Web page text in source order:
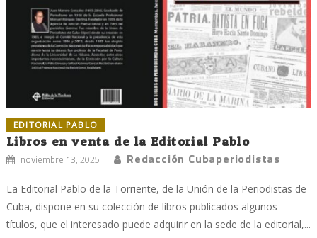
EDITORIAL PABLO
Libros en venta de la Editorial Pablo
noviembre 13, 2025 Redacción Cubaperiodistas
La Editorial Pablo de la Torriente, de la Unión de la Periodistas de
Cuba, dispone en su colección de libros publicados algunos
títulos, que el interesado puede adquirir en la sede de la editorial,...